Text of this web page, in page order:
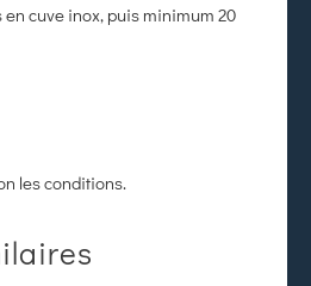
en cuve inox, puis minimum 20
les conditions.